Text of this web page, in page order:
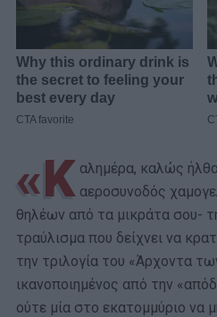
«Κ αλημέρα, καλώς
αεροσυνοδός
θηλέων από τα μικράτα σου-
τραύλισμα που δείχνει να
την τριλογία του «Άρχοντα
ικανοποιημένος από την
ούτε μία στο εκατομμύριο να